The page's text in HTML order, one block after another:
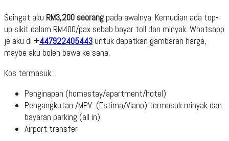
Seingat aku RM3,200 seorang pada awalnya. Kemudian ada top-
up sikit dalam RM400/pax sebab bayar toll dan minyak. Whatsapp
je aku di +447922405443 untuk dapatkan gambaran harga,
maybe aku boleh bawa ke sana.
Kos termasuk :
Penginapan (homestay/apartment/hotel)
Pengangkutan /MPV (Estima/Viano) termasuk minyak dan
bayaran parking (all in)
Airport transfer